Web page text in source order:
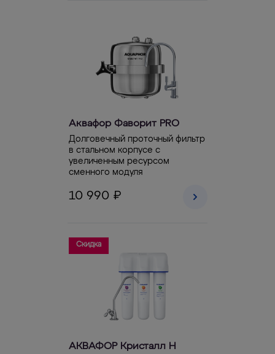
Аквафор Фаворит PRO
Долговечный проточный фильтр
в стальном корпусе с
увеличенным ресурсом
сменного модуля
10 990 ₽
Скидка
АКВАФОР Кристалл Н